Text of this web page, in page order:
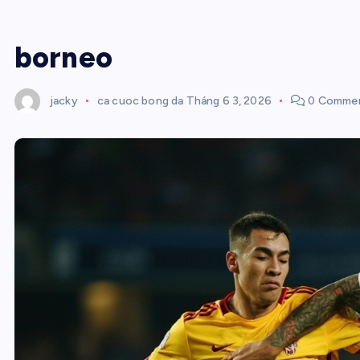
borneo
jacky ca cuoc bong da Tháng 6 3, 2026 0